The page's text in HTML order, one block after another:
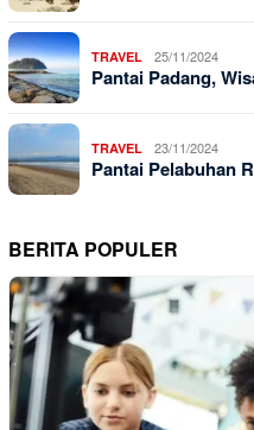
TRAVEL 25/11/2024
Pantai Padang,
TRAVEL 23/11/2024
Pantai Pelabuhan
BERITA POPULER